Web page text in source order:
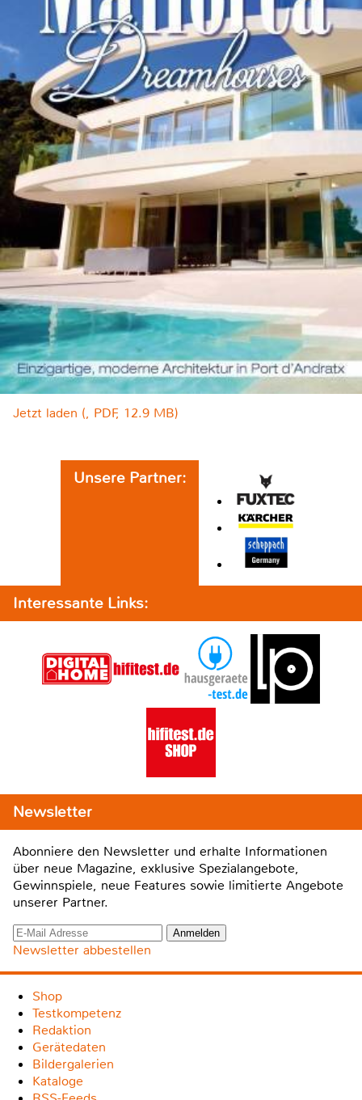
Jetzt laden (, PDF, 12.9 MB)
Unsere Partner:
Interessante Links:
Newsletter
Abonniere den Newsletter und erhalte Informationen
über neue Magazine, exklusive Spezialangebote,
Gewinnspiele, neue Features sowie limitierte Angebote
unserer Partner.
Newsletter abbestellen
Shop
Testkompetenz
Redaktion
Gerätedaten
Bildergalerien
Kataloge